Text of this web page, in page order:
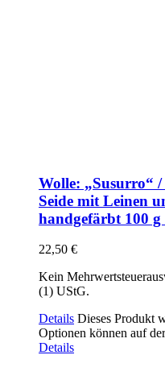
Wolle: „Susurro“
Seide mit Leinen
handgefärbt 100 g
22,50 €
Kein
(1) UStG.
Details Dieses Produkt
Optionen können auf
Details